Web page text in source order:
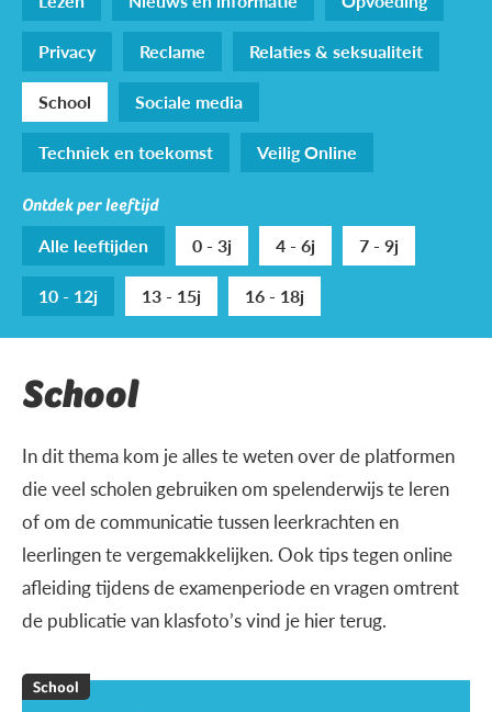
Privacy
Reclame
Relaties & seksualiteit
School
Sociale media
Techniek en toekomst
Veilig Online
Ontdek per leeftijd
Alle leeftijden 0 - 3j 4 - 6j
7 - 9j
10 - 12j
13 - 15j 16 - 18j
School
In dit thema kom je alles te weten over de platformen
die veel scholen gebruiken om spelenderwijs te leren
of om de communicatie tussen leerkrachten en
leerlingen te vergemakkelijken. Ook tips tegen online
afleiding tijdens de examenperiode en vragen omtrent
de publicatie van klasfoto’s vind je hier terug.
School